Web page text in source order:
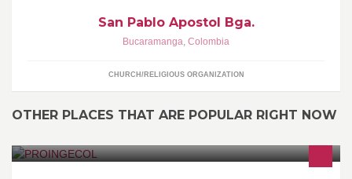
San Pablo Apostol Bga.
Bucaramanga, Colombia
CHURCH/RELIGIOUS ORGANIZATION
OTHER PLACES THAT ARE POPULAR RIGHT NOW